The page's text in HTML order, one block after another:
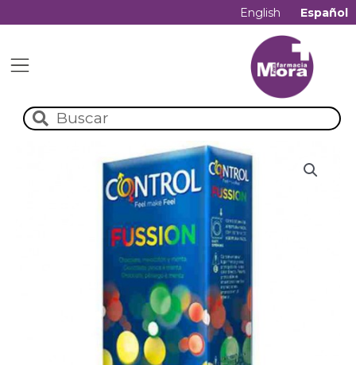
English Español